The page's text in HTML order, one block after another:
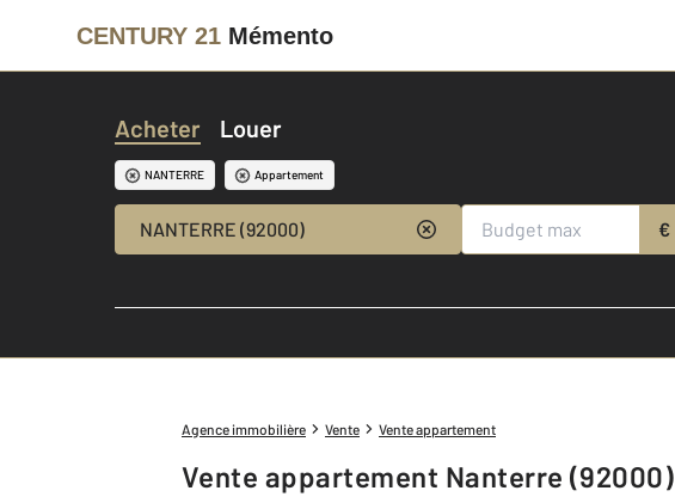
CENTURY 21 Mémento
Acheter Louer
NANTERRE Appartement
NANTERRE (92000) €
Agence immobilière Vente Vente appartement
Vente appartement Nanterre (92000)